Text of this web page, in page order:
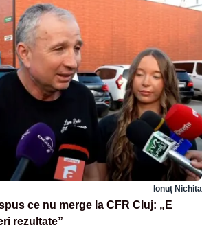
Ionuț Nichita
ce nu merge la CFR Cluj: „E
rezultate”